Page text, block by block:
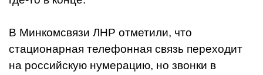
В Минкомсвязи ЛНР отметили, что
стационарная телефонная связь переходит
на российскую нумерацию, но звонки в